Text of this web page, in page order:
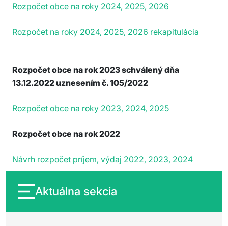
Aktuálna sekcia
Rozpočet obce na roky 2024, 2025, 2026
Rozpočet na roky 2024, 2025, 2026 rekapitulácia
Rozpočet obce na rok 2023 schválený dňa
13.12.2022 uznesením č. 105/2022
Rozpočet obce na roky 2023, 2024, 2025
Rozpočet obce na rok 2022
Návrh rozpočet príjem, výdaj 2022, 2023, 2024